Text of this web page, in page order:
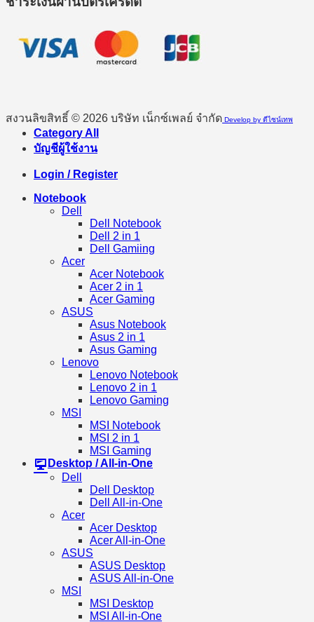
สงวนลิขสิทธิ์ © 2026 บริษัท เน็กซ์เพลย์ จำกัด Develop by ดีไซน์เทพ
Category All
บัญชีผู้ใช้งาน
Login / Register
Notebook
Dell
Dell Notebook
Dell 2 in 1
Dell Gamiing
Acer
Acer Notebook
Acer 2 in 1
Acer Gaming
ASUS
Asus Notebook
Asus 2 in 1
Asus Gaming
Lenovo
Lenovo Notebook
Lenovo 2 in 1
Lenovo Gaming
MSI
MSI Notebook
MSI 2 in 1
MSI Gaming
Desktop / All-in-One
Dell
Dell Desktop
Dell All-in-One
Acer
Acer Desktop
Acer All-in-One
ASUS
ASUS Desktop
ASUS All-in-One
MSI
MSI Desktop
MSI All-in-One